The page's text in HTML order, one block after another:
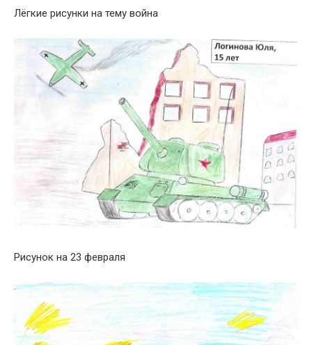
Лёгкие рисунки на тему война
Рисунок на 23 февраля